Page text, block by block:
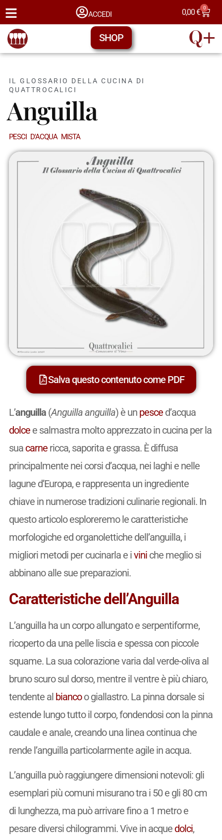
ACCEDI 0,00€ 0
SHOP
IL GLOSSARIO DELLA CUCINA DI
QUATTROCALICI
Anguilla
PESCI D'ACQUA MISTA
Salva questo contenuto come PDF
L’anguilla(Anguilla anguilla) è un pesced’acqua
dolcee salmastra molto apprezzato in cucina per la
sua carnericca, saporita e grassa. È diffusa
principalmente nei corsi d’acqua, nei laghi e nelle
lagune d’Europa, e rappresenta un ingrediente
chiave in numerose tradizioni culinarie regionali. In
questo articolo esploreremo le caratteristiche
morfologiche ed organolettiche dell’anguilla, i
migliori metodi per cucinarla e iviniche meglio si
abbinano alle sue preparazioni.
Caratteristiche dell’Anguilla
L’anguilla ha un corpo allungato e serpentiforme,
ricoperto da una pelle liscia e spessa con piccole
squame. La sua colorazione varia dal verde-oliva al
bruno scuro sul dorso, mentre il ventre è più chiaro,
tendente al biancoo giallastro. La pinna dorsale si
estende lungo tutto il corpo, fondendosi con la pinna
caudale e anale, creando una linea continua che
rende l’anguilla particolarmente agile in acqua.
L’anguilla può raggiungere dimensioni notevoli: gli
esemplari più comuni misurano tra i 50 e gli 80 cm
di lunghezza, ma può arrivare fino a 1 metro e
pesare diversi chilogrammi. Vive in acque dolci,